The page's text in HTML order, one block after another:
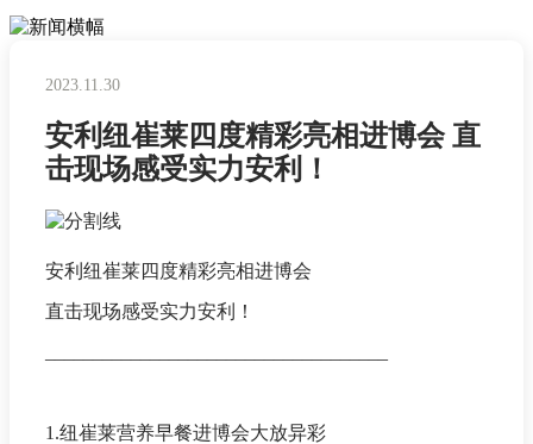
2023.11.30
安利纽崔莱四度精彩亮相进博会 直
击现场感受实力安利！
安利纽崔莱四度精彩亮相进博会
直击现场感受实力安利！
1.纽崔莱营养早餐进博会大放异彩